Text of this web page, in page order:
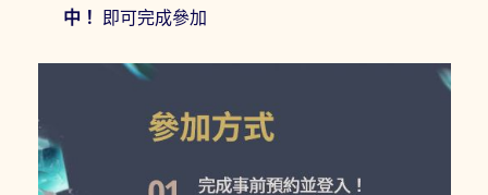
中！ 即可完成參加